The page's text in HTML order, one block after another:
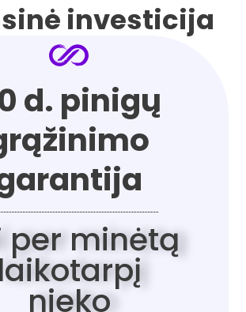
investicija
d. pinigų
per minėtą
laikotarpį
nieko